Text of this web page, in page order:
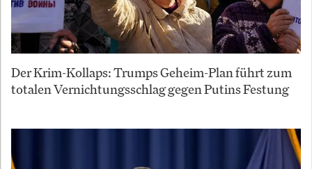
Der Krim-Kollaps: Trumps Geheim-Plan führt zum
totalen Vernichtungsschlag gegen Putins Festung